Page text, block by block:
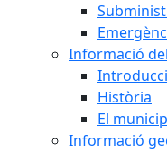
Informació
Història
El
Informació